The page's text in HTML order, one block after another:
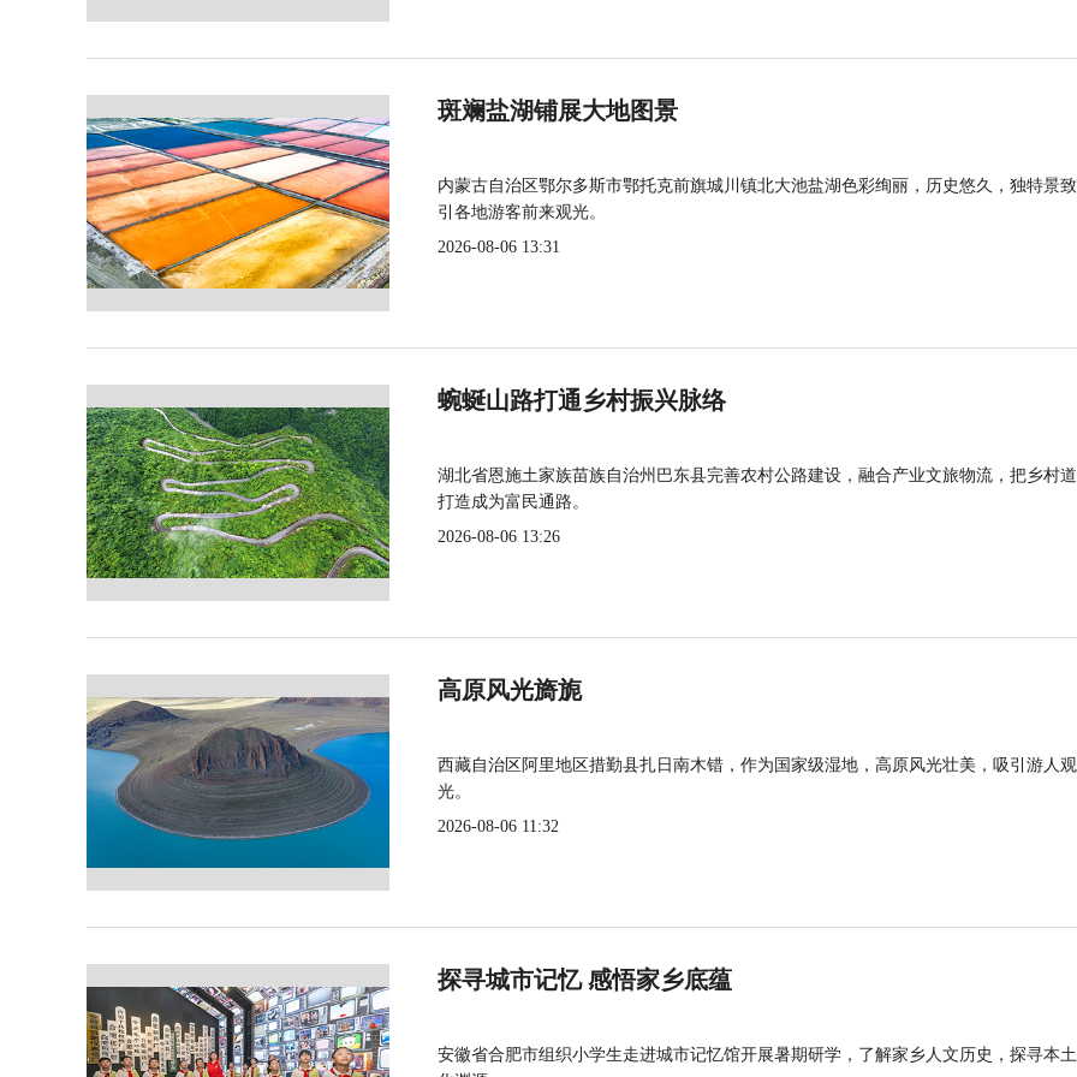
斑斓盐湖铺展大地图景
内蒙古自治区鄂尔多斯市鄂托克前旗城川镇北大池盐湖色彩绚丽，历史悠久，独特景
引各地游客前来观光。
2026-08-06 13:31
蜿蜒山路打通乡村振兴脉络
湖北省恩施土家族苗族自治州巴东县完善农村公路建设，融合产业文旅物流，把乡村
打造成为富民通路。
2026-08-06 13:26
高原风光旖旎
西藏自治区阿里地区措勤县扎日南木错，作为国家级湿地，高原风光壮美，吸引游人观
光。
2026-08-06 11:32
探寻城市记忆 感悟家乡底蕴
安徽省合肥市组织小学生走进城市记忆馆开展暑期研学，了解家乡人文历史，探寻本